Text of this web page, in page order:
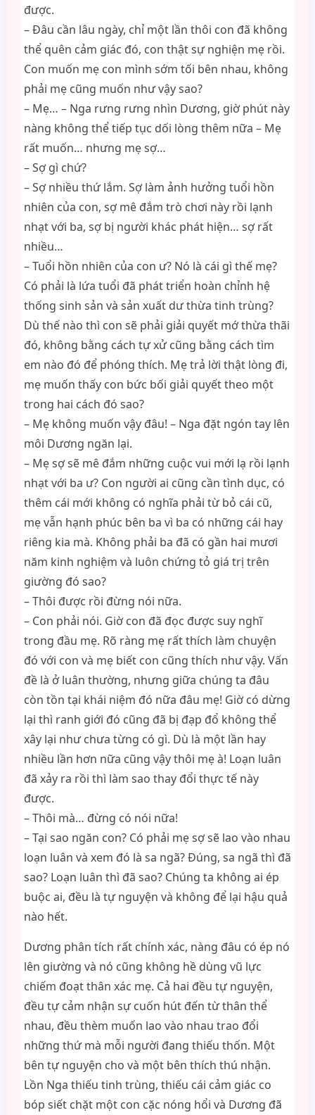
được.
– Đâu cần lâu ngày, chỉ một lần thôi con đã không
thể quên cảm giác đó, con thật sự nghiện mẹ rồi.
Con muốn mẹ con mình sớm tối bên nhau, không
phải mẹ cũng muốn như vậy sao?
– Mẹ… – Nga rưng rưng nhìn Dương, giờ phút này
nàng không thể tiếp tục dối lòng thêm nữa – Mẹ
rất muốn… nhưng mẹ sợ…
– Sợ gì chứ?
– Sợ nhiều thứ lắm. Sợ làm ảnh hưởng tuổi hồn
nhiên của con, sợ mê đắm trò chơi này rồi lạnh
nhạt với ba, sợ bị người khác phát hiện… sợ rất
nhiều…
– Tuổi hồn nhiên của con ư? Nó là cái gì thế mẹ?
Có phải là lứa tuổi đã phát triển hoàn chỉnh hệ
thống sinh sản và sản xuất dư thừa tinh trùng?
Dù thế nào thì con sẽ phải giải quyết mớ thừa thãi
đó, không bằng cách tự xử cũng bằng cách tìm
em nào đó để phóng thích. Mẹ trả lời thật lòng đi,
mẹ muốn thấy con bức bối giải quyết theo một
trong hai cách đó sao?
– Mẹ không muốn vậy đâu! – Nga đặt ngón tay lên
môi Dương ngăn lại.
– Mẹ sợ sẽ mê đắm những cuộc vui mới lạ rồi lạnh
nhạt với ba ư? Con người ai cũng cần tình dục, có
thêm cái mới không có nghĩa phải từ bỏ cái cũ,
mẹ vẫn hạnh phúc bên ba vì ba có những cái hay
riêng kia mà. Không phải ba đã có gần hai mươi
năm kinh nghiệm và luôn chứng tỏ giá trị trên
giường đó sao?
– Thôi được rồi đừng nói nữa.
– Con phải nói. Giờ con đã đọc được suy nghĩ
trong đầu mẹ. Rõ ràng mẹ rất thích làm chuyện
đó với con và mẹ biết con cũng thích như vậy. Vấn
đề là ở luân thường, nhưng giữa chúng ta đâu
còn tồn tại khái niệm đó nữa đâu mẹ! Giờ có dừng
lại thì ranh giới đó cũng đã bị đạp đổ không thể
xây lại như chưa từng có gì. Dù là một lần hay
nhiều lần hơn nữa cũng vậy thôi mẹ à! Loạn luân
đã xảy ra rồi thì làm sao thay đổi thực tế này
được.
– Thôi mà… đừng có nói nữa!
– Tại sao ngăn con? Có phải mẹ sợ sẽ lao vào nhau
loạn luân và xem đó là sa ngã? Đúng, sa ngã thì đã
sao? Loạn luân thì đã sao? Chúng ta không ai ép
buộc ai, đều là tự nguyện và không để lại hậu quả
nào hết.
Dương phân tích rất chính xác, nàng đâu có ép nó
lên giường và nó cũng không hề dùng vũ lực
chiếm đoạt thân xác mẹ. Cả hai đều tự nguyện,
đều tự cảm nhận sự cuốn hút đến từ thân thể
nhau, đều thèm muốn lao vào nhau trao đổi
những thứ mà mỗi người đang thiếu thốn. Một
bên tự nguyện cho và một bên thích thú nhận.
Lồn Nga thiếu tinh trùng, thiếu cái cảm giác co
bóp siết chặt một con cặc nóng hổi và Dương đã